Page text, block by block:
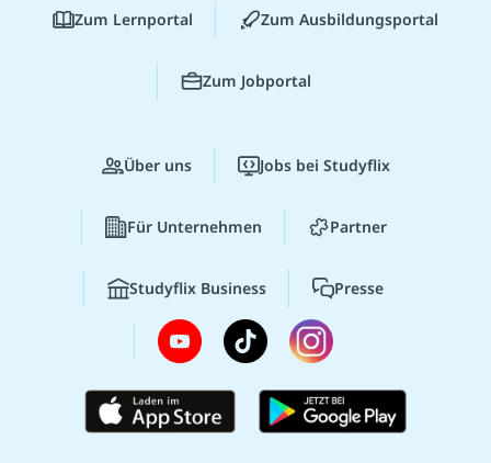
Zum Lernportal Zum Ausbildungsportal
Zum Jobportal
Über uns Jobs bei Studyflix
Für Unternehmen Partner
Studyflix Business Presse